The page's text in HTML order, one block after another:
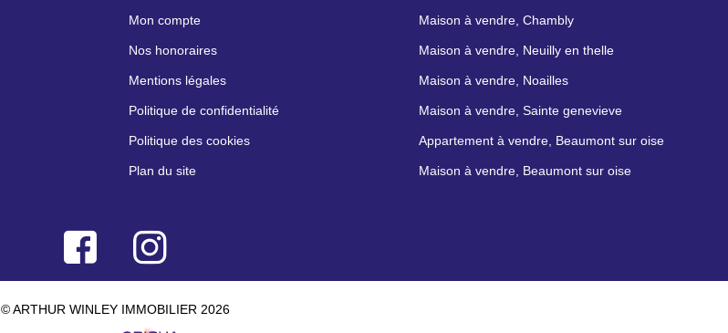
Mon compte
Nos honoraires
Mentions légales
Politique de confidentialité
Politique des cookies
Plan du site
Maison à vendre, Chambly
Maison à vendre, Neuilly en thelle
Maison à vendre, Noailles
Maison à vendre, Sainte genevieve
Appartement à vendre, Beaumont sur oise
Maison à vendre, Beaumont sur oise
© ARTHUR WINLEY IMMOBILIER 2026